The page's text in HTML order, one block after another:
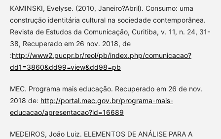
KAMINSKI, Evelyse. (2010, Janeiro?Abril). Consumo: uma
construção identitária cultural na sociedade contemporânea.
Revista de Estudos da Comunicação, Curitiba, v. 11, n. 24, 31-
38, Recuperado em 26 nov. 2018, de
:http://www2.pucpr.br/reol/pb/index.php/comunicacao?
dd1=3860&dd99=view&dd98=pb
MEC. Programa mais educação. Recuperado em 26 de nov.
2018 de: http://portal.mec.gov.br/programa-mais-
educacao/apresentacao?id=16689
MEDEIROS, João Luiz. ELEMENTOS DE ANÁLISE PARA A